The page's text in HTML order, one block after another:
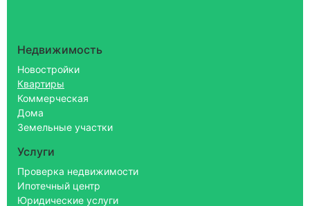
Недвижимость
Новостройки
Квартиры
Коммерческая
Дома
Земельные участки
Услуги
Проверка недвижимости
Ипотечный центр
Юридические услуги